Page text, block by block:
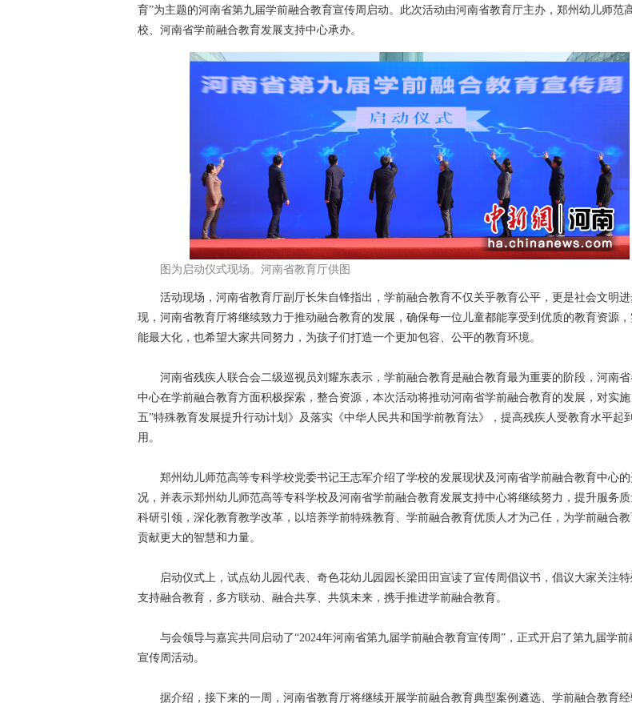
育”为主题的河南省第九届学前融合教育宣传周启动。此次活动由河南省教育厅主办，郑州幼儿师范
校、河南省学前融合教育发展支持中心承办。
图为启动仪式现场。河南省教育厅供图
活动现场，河南省教育厅副厅长朱自锋指出，学前融合教育不仅关乎教育公平，更是社会文明进
现，河南省教育厅将继续致力于推动融合教育的发展，确保每一位儿童都能享受到优质的教育资源
能最大化，也希望大家共同努力，为孩子们打造一个更加包容、公平的教育环境。
河南省残疾人联合会二级巡视员刘耀东表示，学前融合教育是融合教育最为重要的阶段，河南省
中心在学前融合教育方面积极探索，整合资源，本次活动将推动河南省学前融合教育的发展，对实施
五”特殊教育发展提升行动计划》及落实《中华人民共和国学前教育法》，提高残疾人受教育水平起
用。
郑州幼儿师范高等专科学校党委书记王志军介绍了学校的发展现状及河南省学前融合教育中心的
况，并表示郑州幼儿师范高等专科学校及河南省学前融合教育发展支持中心将继续努力，提升服务
科研引领，深化教育教学改革，以培养学前特殊教育、学前融合教育优质人才为己任，为学前融合
贡献更大的智慧和力量。
启动仪式上，试点幼儿园代表、奇色花幼儿园园长梁田田宣读了宣传周倡议书，倡议大家关注特
支持融合教育，多方联动、融合共享、共筑未来，携手推进学前融合教育。
与会领导与嘉宾共同启动了“2024年河南省第九届学前融合教育宣传周”，正式开启了第九届学前
宣传周活动。
据介绍，接下来的一周，河南省教育厅将继续开展学前融合教育典型案例遴选、学前融合教育经